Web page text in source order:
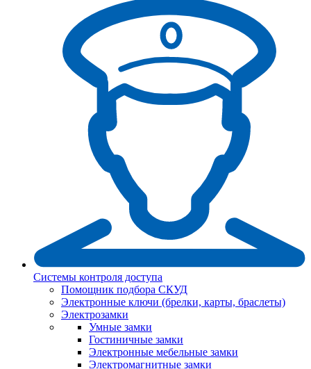
Системы контроля доступа
Помощник подбора СКУД
Электронные ключи (брелки, карты, браслеты)
Электрозамки
Умные замки
Гостиничные замки
Электронные мебельные замки
Электромагнитные замки